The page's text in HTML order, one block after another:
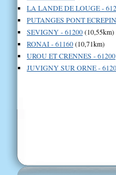
LA LANDE DE LOUGE -
PUTANGES PONT
SEVIGNY - 61200(10,55km)
RONAI - 61160(10,71km)
UROU ET CRENNES - 61200
JUVIGNY SUR ORNE -